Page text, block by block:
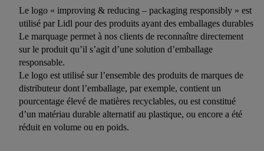
Le logo « improving & reducing – packaging responsibly » est
utilisé par Lidl pour des produits ayant des emballages durables
Le marquage permet à nos clients de reconnaître directement
sur le produit qu’il s’agit d’une solution d’emballage
responsable.
Le logo est utilisé sur l’ensemble des produits de marques de
distributeur dont l’emballage, par exemple, contient un
pourcentage élevé de matières recyclables, ou est constitué
d’un matériau durable alternatif au plastique, ou encore a été
réduit en volume ou en poids.